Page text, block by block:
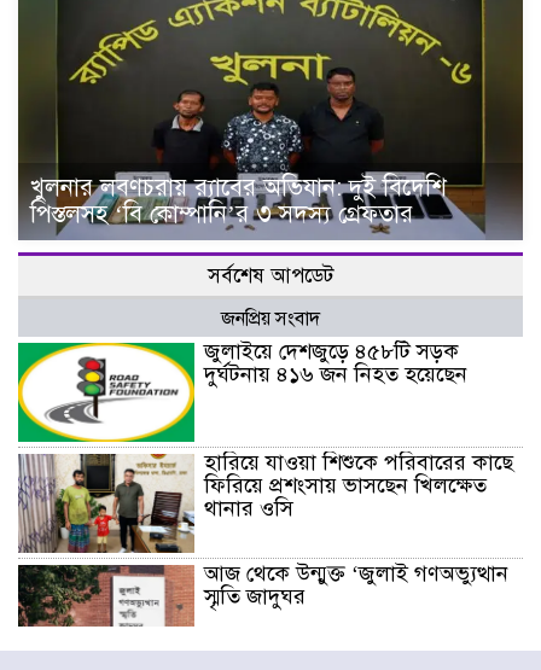
খুলনার লবণচরায় র‍্যাবের অভিযান: দুই বিদেশি
পিস্তলসহ ‘বি কোম্পানি’র ৩ সদস্য গ্রেফতার
সর্বশেষ আপডেট
জনপ্রিয় সংবাদ
জুলাইয়ে দেশজুড়ে ৪৫৮টি সড়ক
দুর্ঘটনায় ৪১৬ জন নিহত হয়েছেন
হারিয়ে যাওয়া শিশুকে পরিবারের কাছে
ফিরিয়ে প্রশংসায় ভাসছেন খিলক্ষেত
থানার ওসি
আজ থেকে উন্মুক্ত ‘জুলাই গণঅভ্যুত্থান
স্মৃতি জাদুঘর